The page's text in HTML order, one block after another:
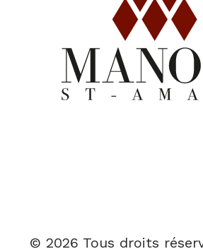
© 2026 Tous droits